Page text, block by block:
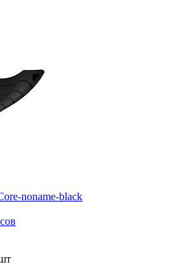
noname-black